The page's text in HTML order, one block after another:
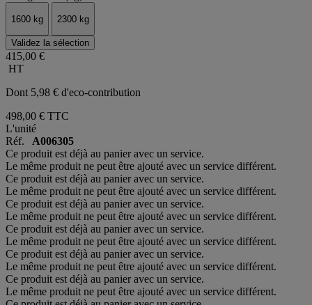
1600 kg 2300 kg
Validez la sélection
415,00 €
HT
Dont 5,98 € d'eco-contribution
498,00 € TTC
L'unité
Réf. A006305
Ce produit est déjà au panier avec un service.
Le même produit ne peut être ajouté avec un service différent.
Ce produit est déjà au panier avec un service.
Le même produit ne peut être ajouté avec un service différent.
Ce produit est déjà au panier avec un service.
Le même produit ne peut être ajouté avec un service différent.
Ce produit est déjà au panier avec un service.
Le même produit ne peut être ajouté avec un service différent.
Ce produit est déjà au panier avec un service.
Le même produit ne peut être ajouté avec un service différent.
Ce produit est déjà au panier avec un service.
Le même produit ne peut être ajouté avec un service différent.